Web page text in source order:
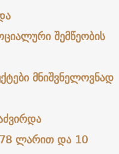
შემწეობის
მნიშვნელოვნად
ლარით და 10